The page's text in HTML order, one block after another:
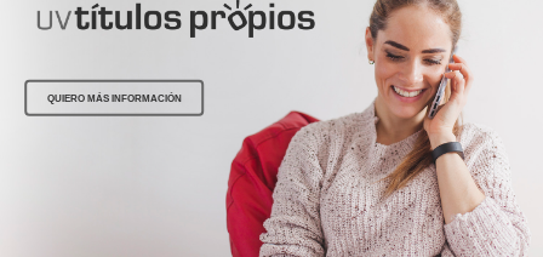
QUIERO MÁS INFORMACIÓN